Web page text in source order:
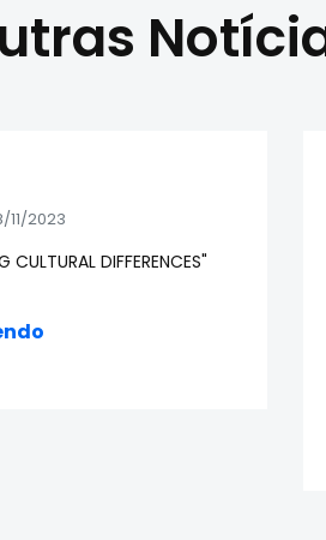
2023
CULTURAL DIFFERENCES"